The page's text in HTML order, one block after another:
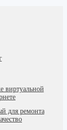
виртуальной
для ремонта